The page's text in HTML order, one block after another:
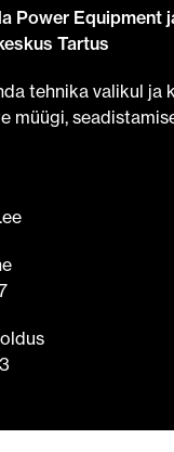
Power Equipment
Tartus
tehnika valikul ja
müügi,